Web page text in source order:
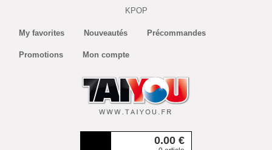
KPOP
My favorites Nouveautés Précommandes
Promotions Mon compte
0.00 €